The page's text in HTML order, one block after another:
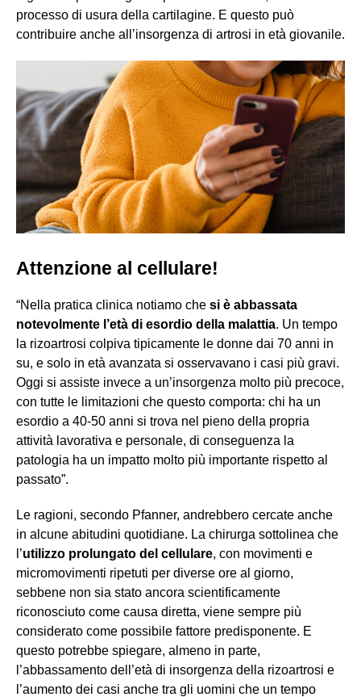
processo di usura della cartilagine. E questo può
contribuire anche all’insorgenza di artrosi in età giovanile.
Attenzione al cellulare!
“Nella pratica clinica notiamo che si è abbassata
notevolmente l’età di esordio della malattia. Un tempo
la rizoartrosi colpiva tipicamente le donne dai 70 anni in
su, e solo in età avanzata si osservavano i casi più gravi.
Oggi si assiste invece a un’insorgenza molto più precoce,
con tutte le limitazioni che questo comporta: chi ha un
esordio a 40-50 anni si trova nel pieno della propria
attività lavorativa e personale, di conseguenza la
patologia ha un impatto molto più importante rispetto al
passato”.
Le ragioni, secondo Pfanner, andrebbero cercate anche
in alcune abitudini quotidiane. La chirurga sottolinea che
l’utilizzo prolungato del cellulare, con movimenti e
micromovimenti ripetuti per diverse ore al giorno,
sebbene non sia stato ancora scientificamente
riconosciuto come causa diretta, viene sempre più
considerato come possibile fattore predisponente. E
questo potrebbe spiegare, almeno in parte,
l’abbassamento dell’età di insorgenza della rizoartrosi e
l’aumento dei casi anche tra gli uomini che un tempo